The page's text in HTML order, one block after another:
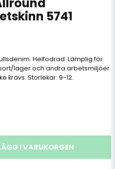
5741
Helfodrad. Lämplig för
lager och andra arbetsmiljöer
krävs. Storlekar: 9-12.
I VARUKORGEN